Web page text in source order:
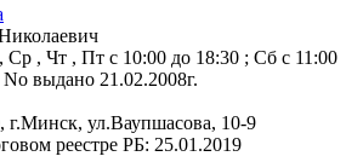
, Чт , Пт c 10:00 до 18:30 ; Сб c 11:00
выдано 21.02.2008г.
г.Минск, ул.Ваупшасова, 10-9
реестре РБ: 25.01.2019